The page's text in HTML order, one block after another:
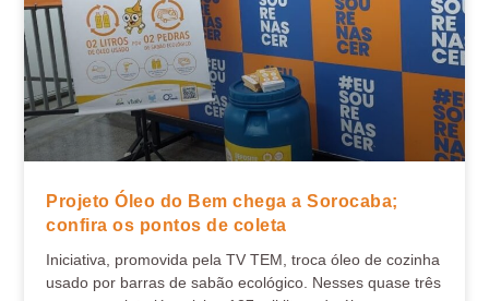
Projeto Óleo do Bem chega a Sorocaba;
confira os pontos de coleta
Iniciativa, promovida pela TV TEM, troca óleo de cozinha
usado por barras de sabão ecológico. Nesses quase três